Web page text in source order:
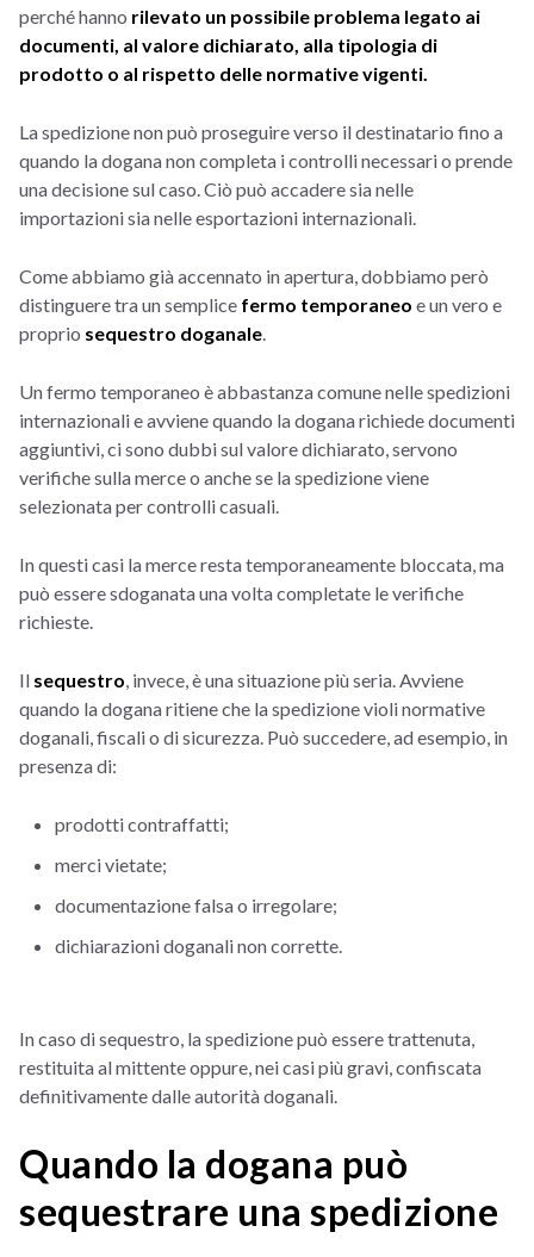
perché hanno rilevato un possibile problema legato ai
documenti, al valore dichiarato, alla tipologia di
prodotto o al rispetto delle normative vigenti.
La spedizione non può proseguire verso il destinatario fino a
quando la dogana non completa i controlli necessari o prende
una decisione sul caso. Ciò può accadere sia nelle
importazioni sia nelle esportazioni internazionali.
Come abbiamo già accennato in apertura, dobbiamo però
distinguere tra un semplice fermo temporaneo e un vero e
proprio sequestro doganale.
Un fermo temporaneo è abbastanza comune nelle spedizioni
internazionali e avviene quando la dogana richiede documenti
aggiuntivi, ci sono dubbi sul valore dichiarato, servono
verifiche sulla merce o anche se la spedizione viene
selezionata per controlli casuali.
In questi casi la merce resta temporaneamente bloccata, ma
può essere sdoganata una volta completate le verifiche
richieste.
Il sequestro, invece, è una situazione più seria. Avviene
quando la dogana ritiene che la spedizione violi normative
doganali, fiscali o di sicurezza. Può succedere, ad esempio, in
presenza di:
prodotti contraffatti;
merci vietate;
documentazione falsa o irregolare;
dichiarazioni doganali non corrette.
In caso di sequestro, la spedizione può essere trattenuta,
restituita al mittente oppure, nei casi più gravi, confiscata
definitivamente dalle autorità doganali.
Quando la dogana può
sequestrare una spedizione